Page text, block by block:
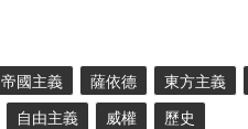
帝國主義 薩依德 東方主義
自由主義 威權 歷史